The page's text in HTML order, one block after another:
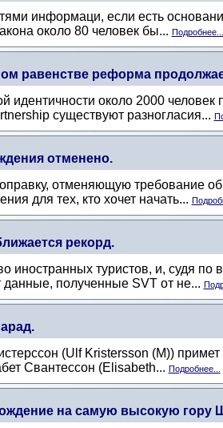
информаци, если есть
около 80 человек бы... Подробнее...
равенстве реформа
идентичности около 2000
существуют разногласия...
отменено.
отменяющую требование
для тех, кто хочет начать...
рекорд.
туристов, и, судя по
данные, полученные SVT от не...
(Ulf Kristersson (M))
Свантессон (Elisabeth... Подробнее...
на самую высокую гору